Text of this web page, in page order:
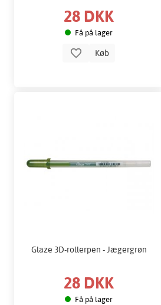
28 DKK
Få på lager
Køb
Glaze 3D-rollerpen - Jægergrøn
28 DKK
Få på lager